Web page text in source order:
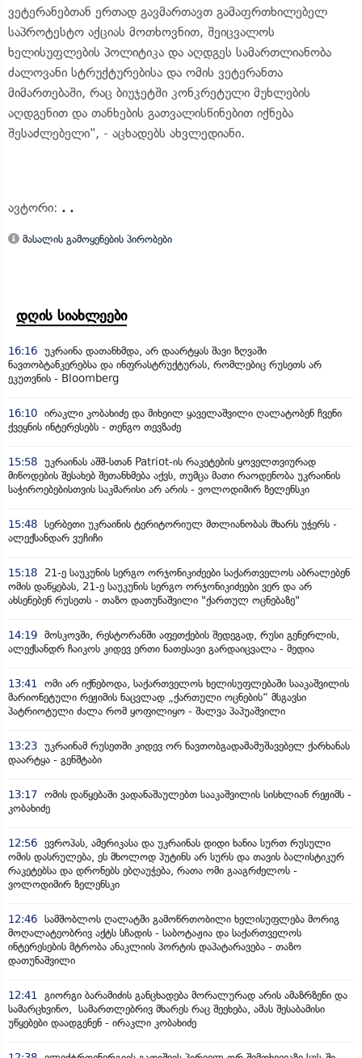
ვეტერანებთან ერთად გავმართავთ გამაფრთხილებელ
საპროტესტო აქციას მოთხოვნით, შეიცვალოს
ხელისუფლების პოლიტიკა და აღდგეს სამართლიანობა
ძალოვანი სტრუქტურებისა და ომის ვეტერანთა
მიმართებაში, რაც ბიუჯეტში კონკრეტული მუხლების
აღდგენით და თანხების გათვალისწინებით იქნება
შესაძლებელი", - აცხადებს ახვლედიანი.
ავტორი: . .
მასალის გამოყენების პირობები
დღის სიახლეები
16:16 უკრაინა დათანხმდა, არ დაარტყას შავი ზღვაში
ნავთობტანკერებსა და ინფრასტრუქტურას, რომლებიც რუსეთს არ
ეკუთვნის - Bloomberg
16:10 ირაკლი კობახიძე და მიხეილ ყაველაშვილი ღალატობენ ჩვენი
ქვეყნის ინტერესებს - თენგო თევზაძე
15:58 უკრაინას აშშ-სთან Patriot-ის რაკეტების ყოველთვიურად
მიწოდების შესახებ შეთანხმება აქვს, თუმცა მათი რაოდენობა უკრაინის
საჭიროებებისთვის საკმარისი არ არის - ვოლოდიმირ ზელენსკი
15:48 სერბეთი უკრაინის ტერიტორიულ მთლიანობას მხარს უჭერს -
ალექსანდარ ვუჩიჩი
15:18
21-ე საუკუნის სერგო ორჯონიკიძეები საქართველოს აბრალებენ
ომის დაწყებას, 21-ე საუკუნის სერგო ორჯონიკიძეები ვერ და არ
ახსენებენ რუსეთს - თაზო დათუნაშვილი "ქართულ ოცნებაზე"
14:19 მოსკოვში, რესტორანში აფეთქების შედეგად, რუსი გენერლის,
ალექსანდრ ჩაიკოს კიდევ ერთი ნათესავი გარდაიცვალა - მედია
13:41
ომი არ იქნებოდა, საქართველოს ხელისუფლებაში სააკაშვილის
მარიონეტული რეჟიმის ნაცვლად „ქართული ოცნების“ მსგავსი
პატრიოტული ძალა რომ ყოფილიყო - შალვა პაპუაშვილი
13:23 უკრაინამ რუსეთში კიდევ ორ ნავთობგადამამუშავებელ ქარხანას
დაარტყა - გენშტაბი
13:17 ომის დაწყებაში ვადანაშაულებთ სააკაშვილის სისხლიან რეჟიმს -
კობახიძე
12:56 ევროპას, ამერიკასა და უკრაინას დიდი ხანია სურთ რუსული
ომის დასრულება, ეს მხოლოდ პუტინს არ სურს და თავის ბალისტიკურ
რაკეტებსა და დრონებს ებღაუჭება, რათა ომი გააგრძელოს -
ვოლოდიმირ ზელენსკი
12:46 სამშობლოს ღალატში გამოწრთობილი ხელისუფლება მორიგ
მოღალატეობრივ აქტს სჩადის - საბოტაჟია და საქართველოს
ინტერესების მტრობა ანაკლიის პორტის დაპატარავება - თაზო
დათუნაშვილი
12:41
გიორგი ბარამიძის განცხადება მორალურად არის ამაზრზენი და
სამარცხვინო, სამართლებრივ მხარეს რაც შეეხება, ამას შესაბამისი
უწყებები დაადგენენ - ირაკლი კობახიძე